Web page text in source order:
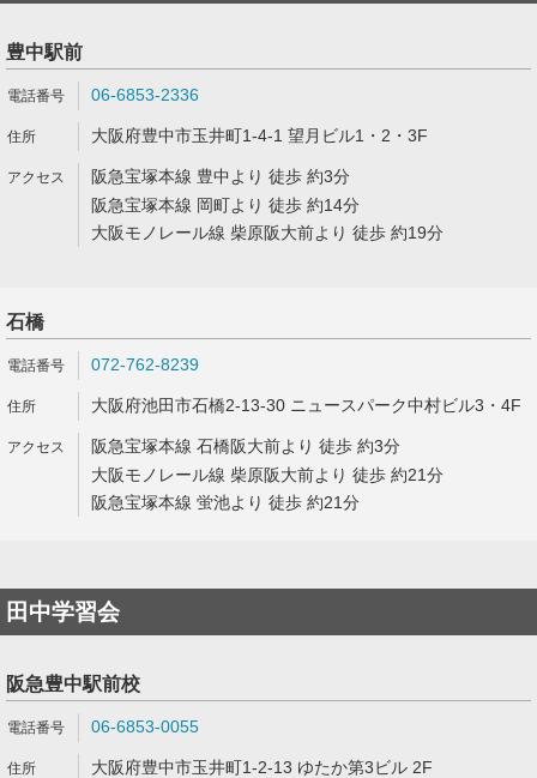
豊中駅前
06-6853-2336
大阪府豊中市玉井町1-4-1 望月ビル1・2・3F
阪急宝塚本線 豊中より 徒歩 約3分
阪急宝塚本線 岡町より 徒歩 約14分
大阪モノレール線 柴原阪大前より 徒歩 約19分
石橋
072-762-8239
大阪府池田市石橋2-13-30 ニュースパーク中村ビル3・4F
阪急宝塚本線 石橋阪大前より 徒歩 約3分
大阪モノレール線 柴原阪大前より 徒歩 約21分
阪急宝塚本線 蛍池より 徒歩 約21分
田中学習会
阪急豊中駅前校
06-6853-0055
大阪府豊中市玉井町1-2-13 ゆたか第3ビル 2F